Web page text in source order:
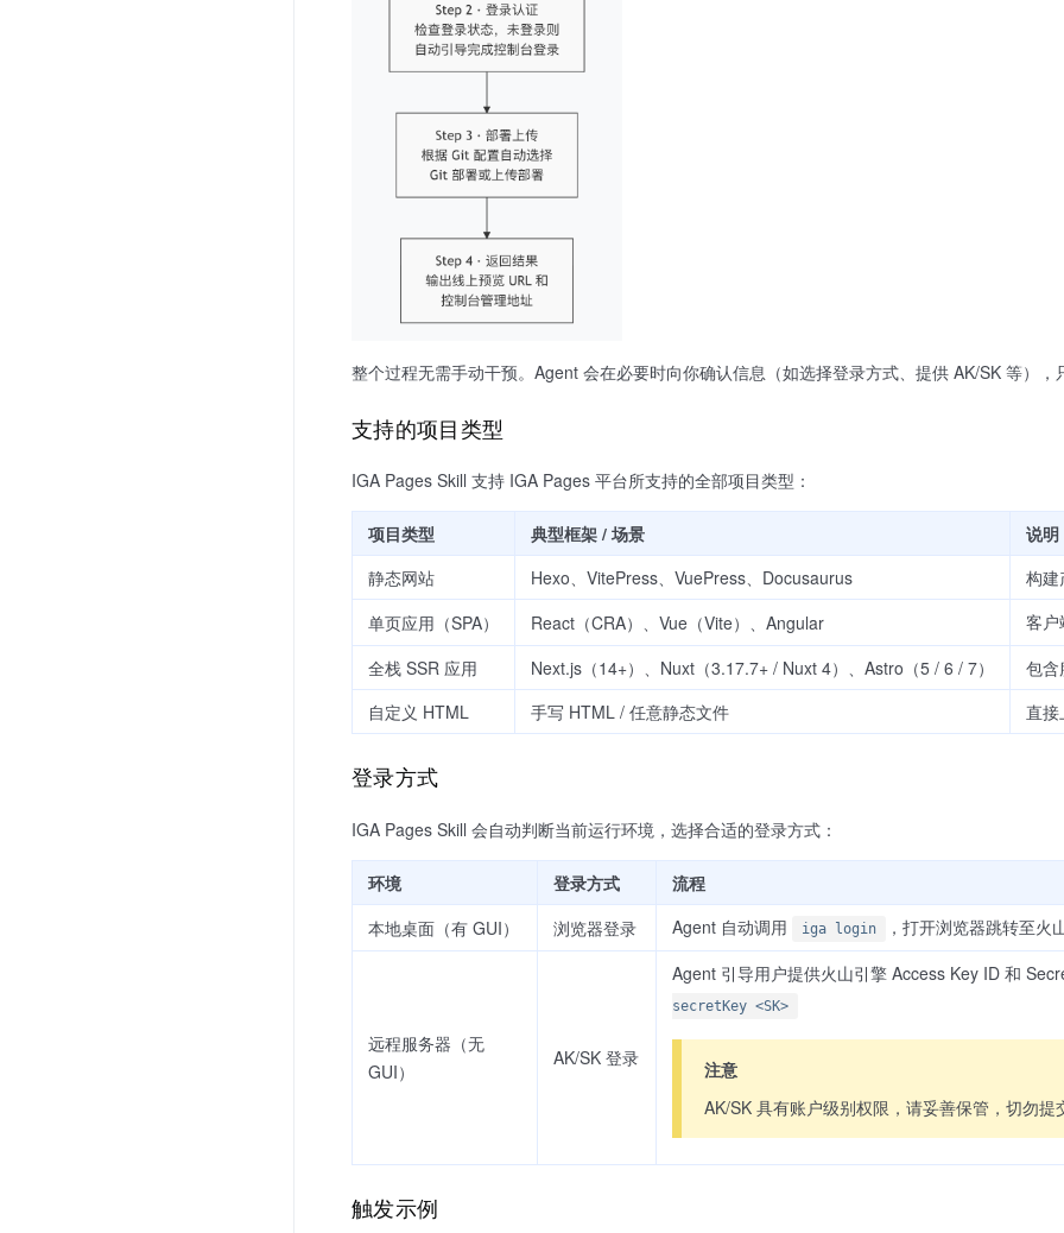
整个过程无需手动干预。Agent 会在必要时向你确认信息（如选择登录方式、提供 AK/SK 等），
支持的项目类型
IGA Pages Skill 支持 IGA Pages 平台所支持的全部项目类型：
项目类型 典型框架 / 场景
说明
静态网站
Hexo、VitePress、VuePress、Docusaurus
构建
单页应用（SPA）
React（CRA）、Vue（Vite）、Angular
客
全栈 SSR 应用
Next.js（14+）、Nuxt（3.17.7+ / Nuxt 4）、Astro（5 / 6 / 7）
包含
自定义 HTML
手写 HTML / 任意静态文件 直接
登录方式
IGA Pages Skill 会自动判断当前运行环境，选择合适的登录方式：
环境 登录方式
流程
本地桌面（有 GUI）
浏览器登录 Agent 自动调用 iga login ，打开浏览器跳转至火
远程服务器（无
GUI）
AK/SK 登录
Agent 引导用户提供火山引擎 Access Key ID 和
secretKey <SK>
注意
AK/SK 具有账户级别权限，请妥善保管，切勿
触发示例